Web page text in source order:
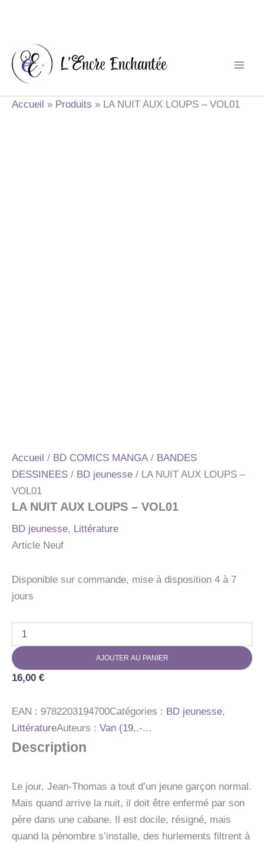
contenu
Accueil Produits LA NUIT AUX LOUPS – VOL01
Accueil / BD COMICS MANGA / BANDES
DESSINEES / BD jeunesse / LA NUIT AUX LOUPS –
VOL01
LA NUIT AUX LOUPS – VOL01
BD jeunesse, Littérature
Article Neuf
Disponible sur commande, mise à disposition 4 à 7
jours
LA
NUIT
AUX
VOL01
AJOUTER AU PANIER
16,00 €
EAN : 9782203194700Catégories : BD jeunesse,
LittératureAuteurs : Van (19..-...
Description
Le jour, Jean-Thomas a tout d’un jeune garçon normal.
Mais quand arrive la nuit, il doit être enfermé par son
père dans une cabane. Il est docile, résigné, mais
quand la pénombre s’installe, des hurlements filtrent à